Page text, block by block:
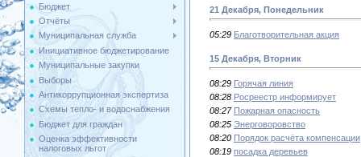
Бюджет
Отчёты
Муниципальная служба
Инициативное бюджетирование
Муниципальные закупки
Выборы
Антикоррупционная экспертиза
Схемы тепло- и водоснабжения
Бюджет для граждан
Оценка эффективности
налоговых льгот
21 Декабря, Понедельник
05:29 Благотворительная акция
15 Декабря, Вторник
08:29 Горячая линия
08:28 Росреестр информирует
08:27 Пожарная опасность
08:25 Энерговоровство
08:20 Порядок расчёта компенсации
08:19 посадка деревьев